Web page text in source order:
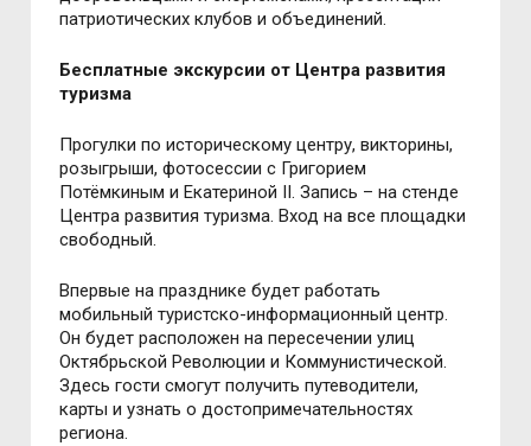
патриотических клубов и объединений.
Бесплатные экскурсии от Центра развития
туризма
Прогулки по историческому центру, викторины,
розыгрыши, фотосессии с Григорием
Потёмкиным и Екатериной II. Запись – на стенде
Центра развития туризма. Вход на все площадки
свободный.
Впервые на празднике будет работать
мобильный туристско-информационный центр.
Он будет расположен на пересечении улиц
Октябрьской Революции и Коммунистической.
Здесь гости смогут получить путеводители,
карты и узнать о достопримечательностях
региона.